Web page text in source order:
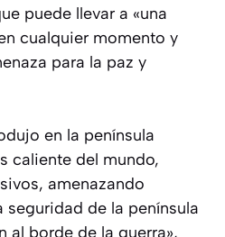
puede llevar a «una
cualquier momento y
para la paz y
en la península
caliente del mundo,
amenazando
seguridad de la península
al borde de la guerra»,